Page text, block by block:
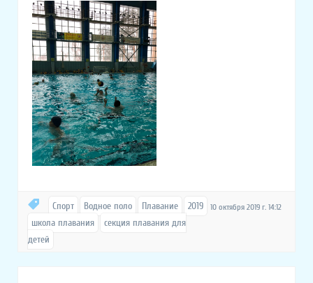
10 октября 2019 г. 14:12
Спорт Водное поло Плавание
2019
школа плавания
секция плавания для
детей